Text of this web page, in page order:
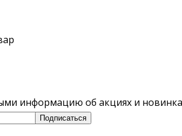
информацию об акциях и